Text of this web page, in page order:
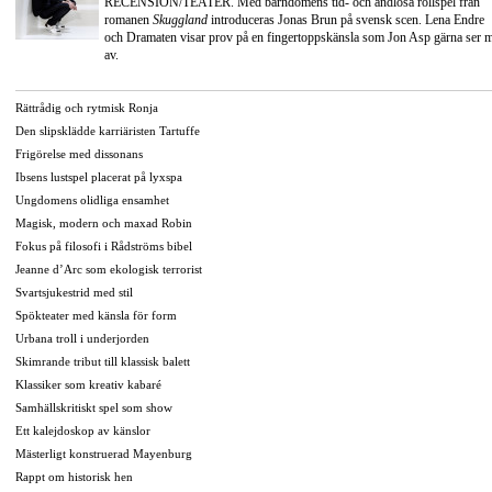
romanen Skuggland introduceras Jonas Brun på svensk scen. Lena Endre
och Dramaten visar prov på en fingertoppskänsla som Jon Asp gärna ser
av.
Rättrådig och rytmisk Ronja
Den slipsklädde karriäristen Tartuffe
Frigörelse med dissonans
Ibsens lustspel placerat på lyxspa
Ungdomens olidliga ensamhet
Magisk, modern och maxad Robin
Fokus på filosofi i Rådströms bibel
Jeanne d’Arc som ekologisk terrorist
Svartsjukestrid med stil
Spökteater med känsla för form
Urbana troll i underjorden
Skimrande tribut till klassisk balett
Klassiker som kreativ kabaré
Samhällskritiskt spel som show
Ett kalejdoskop av känslor
Mästerligt konstruerad Mayenburg
Rappt om historisk hen